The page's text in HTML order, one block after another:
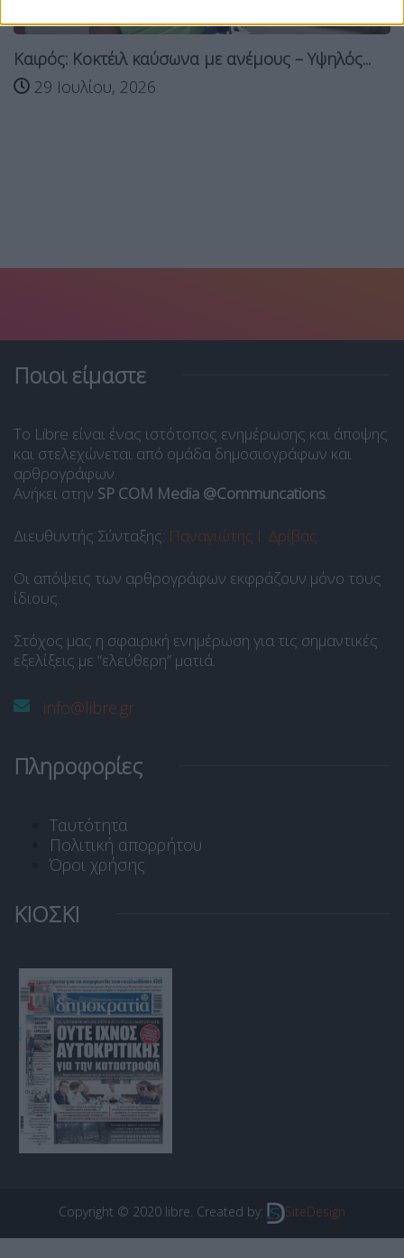
Καιρός: Κοκτέιλ καύσωνα με ανέμους – Υψηλός...
29 Ιουλίου, 2026
Ποιοι είμαστε
Το Libre είναι ένας ιστότοπος ενημέρωσης και άποψης
και στελεχώνεται από ομάδα δημοσιογράφων και
αρθρογράφων.
Ανήκει στην SP COM Media @Communcations.
Διευθυντής Σύνταξης: Παναγιώτης Ι. Δρίβας.
Οι απόψεις των αρθρογράφων εκφράζουν μόνο τους
ίδιους.
Στόχος μας η σφαιρική ενημέρωση για τις σημαντικές
εξελίξεις με “ελεύθερη” ματιά.
info@libre.gr
Πληροφορίες
Ταυτότητα
Πολιτική απορρήτου
Όροι χρήσης
ΚΙΟΣΚΙ
Copyright © 2020 libre. Created by: SiteDesign